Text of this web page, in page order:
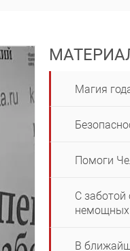
Магия
Помоги
С заботой
немощных
В